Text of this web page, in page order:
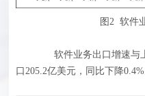
图2 软件
软件业务出口增速与
口205.2亿美元，同比下降0.4%